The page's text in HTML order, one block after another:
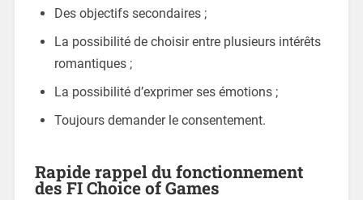
Des objectifs secondaires ;
La possibilité de choisir entre plusieurs intérêts
romantiques ;
La possibilité d’exprimer ses émotions ;
Toujours demander le consentement.
Rapide rappel du fonctionnement
des FI Choice of Games